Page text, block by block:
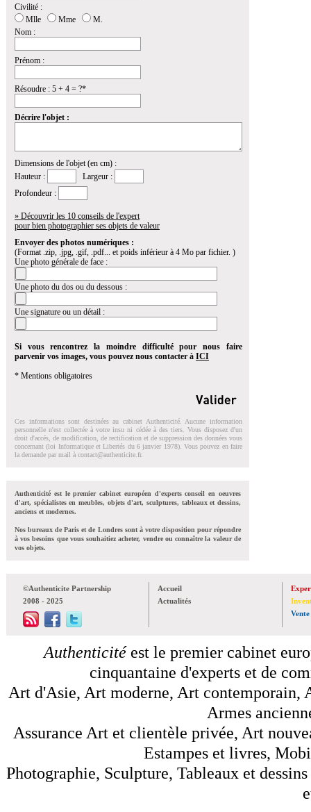
Civilité :
Mlle
Mme
M.
Nom :
Prénom :
Résoudre : 5 + 4 = ?*
Décrire l'objet :
Dimensions de l'objet (en cm) :
Hauteur :
Largeur :
Profondeur :
» Découvrir les 10 conseils de l'expert
pour bien photographier ses objets de valeur
Envoyer des photos numériques :
(Format .zip, .jpg, .gif, .pdf... et poids inférieur à 4 Mo par fichier. )
Une photo générale de face :
Une photo du dos ou du dessous :
Une signature ou un détail :
Si vous rencontrez la moindre difficulté pour nous faire
parvenir vos images, vous pouvez nous contacter à ICI
* Mentions obligatoires
Ces informations sont destinées au cabinet Authenticité. Aucune information
personnelle n'est collectée à votre insu ni cédée à des tiers. Vous disposez d'un
droit d'accés, de modification, de rectification et de suppression des données vous
concernant (loi Informatique et Libertés du 6 janvier 1978). Vous pouvez en faire
la demande par mail à contact@authenticite.fr.
Authenticité est le premier cabinet européen d'experts conseil en oeuvres
d'art, spécialistes en meubles, objets d'art, sculptures, tableaux et dessins,
anciens et modernes.
Nos bureaux de Paris et de Londres sont à votre disposition pour répondre
à vos besoins que vous souhaitiez acheter, vendre ou connaître la valeur de
vos objets.
©Authenticite Partnership
2008 - 2025
Accueil
Actualités
Vente
Authenticitéest le premier cabinet
cinquantaine d'experts et de
Art d'Asie, Art moderne, Art contemporain,
Armes
Assurance Art et clientèle privée, Art
Estampes et livres,
Photographie, Sculpture, Tableaux et